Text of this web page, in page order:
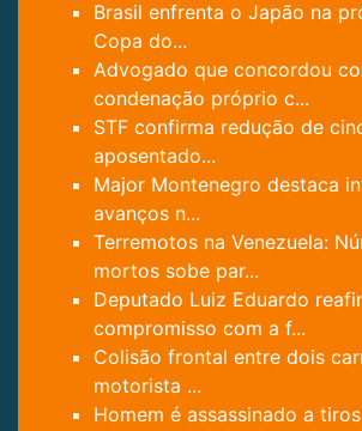
Brasil enfrenta o Japão na
Copa do...
Advogado que concordou
condenação próprio c...
STF confirma redução de
aposentado...
Major Montenegro destaca
avanços n...
Terremotos na Venezuela:
mortos sobe par...
Deputado Luiz Eduardo
compromisso com a f...
Colisão frontal entre dois
motorista ...
Homem é assassinado a